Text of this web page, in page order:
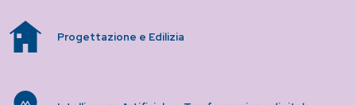
Progettazione e Edilizia